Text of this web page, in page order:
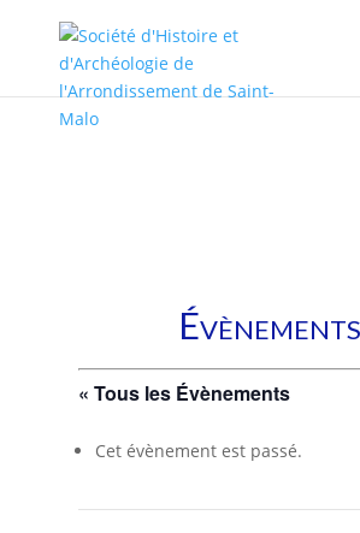
* * Template name: No sidebars */
Évènements
« Tous les Évènements
Cet évènement est passé.